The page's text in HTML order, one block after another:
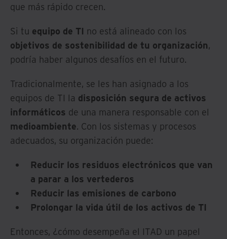
que más rápido crecen.
Si tu equipo de TI no está alineado con los
objetivos de sostenibilidad de tu organización,
podría haber algunos desafíos en el futuro.
Tradicionalmente, se les han asignado a los
equipos de TI la disposición segura de activos
informáticos de una manera responsable con el
medioambiente. Con los sistemas y procesos
adecuados, su organización puede:
Reducir los residuos electrónicos que van
a parar a los vertederos
Reducir las emisiones de carbono
Prolongar la vida útil de los activos de TI
Entonces, ¿cómo desempeña el ITAD un papel